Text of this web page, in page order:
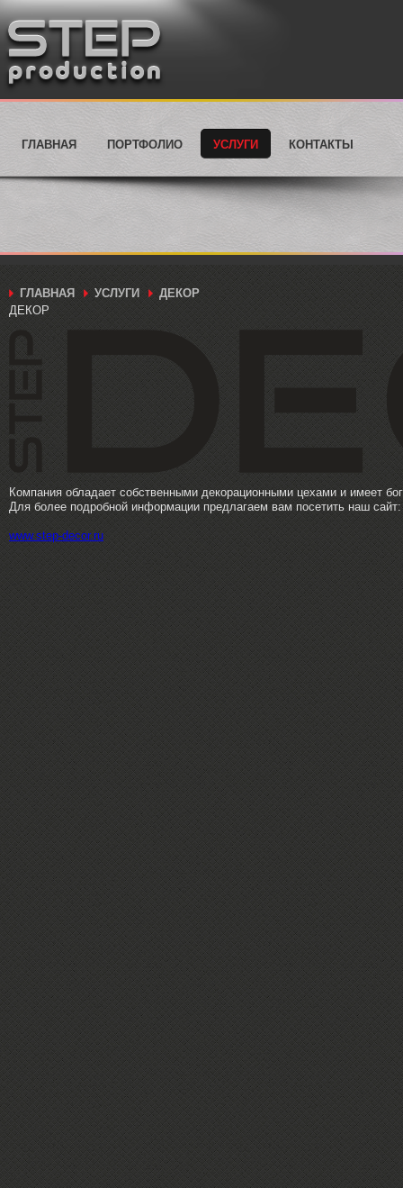
ГЛАВНАЯ ПОРТФОЛИО УСЛУГИ КОНТАКТЫ
ГЛАВНАЯ УСЛУГИ
ДЕКОР
ДЕКОР
Компания обладает собственными декорационными цехами и имеет
Для более подробной информации предлагаем вам посетить наш сайт:
www.step-decor.ru